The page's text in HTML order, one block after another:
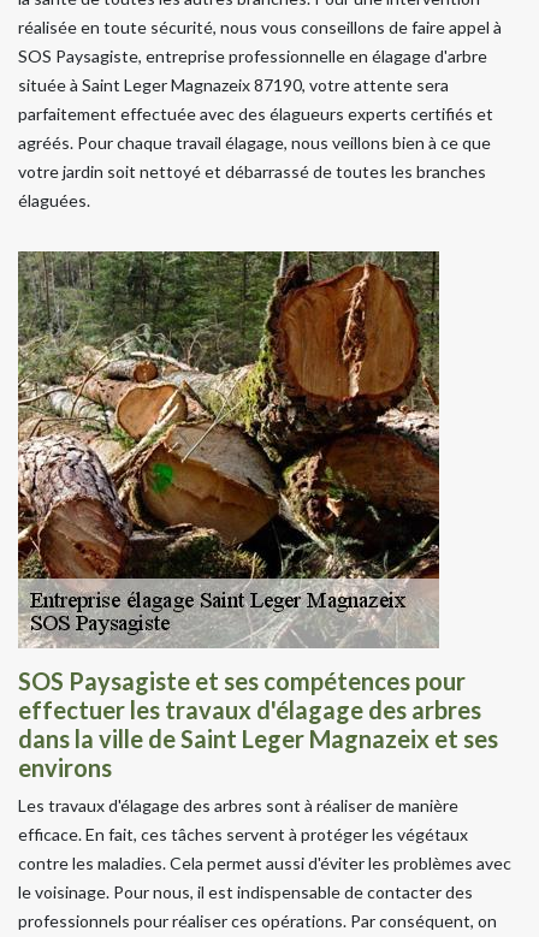
réalisée en toute sécurité, nous vous conseillons de faire appel à
SOS Paysagiste, entreprise professionnelle en élagage d'arbre
située à Saint Leger Magnazeix 87190, votre attente sera
parfaitement effectuée avec des élagueurs experts certifiés et
agréés. Pour chaque travail élagage, nous veillons bien à ce que
votre jardin soit nettoyé et débarrassé de toutes les branches
élaguées.
SOS Paysagiste et ses compétences pour
effectuer les travaux d'élagage des arbres
dans la ville de Saint Leger Magnazeix et ses
environs
Les travaux d'élagage des arbres sont à réaliser de manière
efficace. En fait, ces tâches servent à protéger les végétaux
contre les maladies. Cela permet aussi d'éviter les problèmes avec
le voisinage. Pour nous, il est indispensable de contacter des
professionnels pour réaliser ces opérations. Par conséquent, on